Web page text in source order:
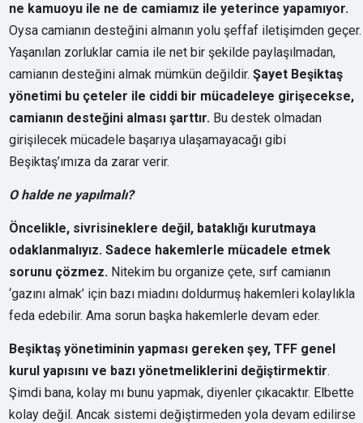
ne kamuoyu ile ne de camiamız ile yeterince yapamıyor.
Oysa camianın desteğini almanın yolu şeffaf iletişimden geçer.
Yaşanılan zorluklar camia ile net bir şekilde paylaşılmadan,
camianın desteğini almak mümkün değildir.Şayet Beşiktaş
yönetimi bu çeteler ile ciddi bir mücadeleye girişecekse,
camianın desteğini alması şarttır. Bu destek olmadan
girişilecek mücadele başarıya ulaşamayacağı gibi
Beşiktaş’ımıza da zarar verir.
O halde ne yapılmalı?
Öncelikle, sivrisineklere değil, bataklığı kurutmaya
odaklanmalıyız. Sadece hakemlerle mücadele etmek
sorunu çözmez. Nitekim bu organize çete, sırf camianın
‘gazını almak’ için bazı miadını doldurmuş hakemleri kolaylıkla
feda edebilir. Ama sorun başka hakemlerle devam eder.
Beşiktaş yönetiminin yapması gereken şey, TFF genel
kurul yapısını ve bazı yönetmeliklerini değiştirmektir.
Şimdi bana, kolay mı bunu yapmak, diyenler çıkacaktır. Elbette
kolay değil. Ancak sistemi değiştirmeden yola devam edilirse